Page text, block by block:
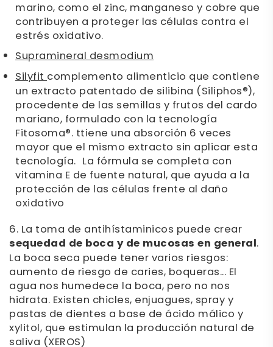
marino, como el zinc, manganeso y cobre que
contribuyen a proteger las células contra el
estrés oxidativo.
Supramineral desmodium
Silyfitcomplemento alimenticio que contiene
un extracto patentado de silibina (Siliphos®),
procedente de las semillas y frutos del cardo
mariano, formulado con la tecnología
Fitosoma®. ttiene una absorción 6 veces
mayor que el mismo extracto sin aplicar esta
tecnología. La fórmula se completa con
vitamina E de fuente natural, que ayuda a la
protección de las células frente al daño
oxidativo
6. La toma de antihístaminicos puede crear
sequedad de boca y de mucosas en general.
La boca seca puede tener varios riesgos:
aumento de riesgo de caries, boqueras... El
agua nos humedece la boca, pero no nos
hidrata. Existen chicles, enjuagues, spray y
pastas de dientes a base de ácido málico y
xylitol, que estimulan la producción natural de
saliva (XEROS)